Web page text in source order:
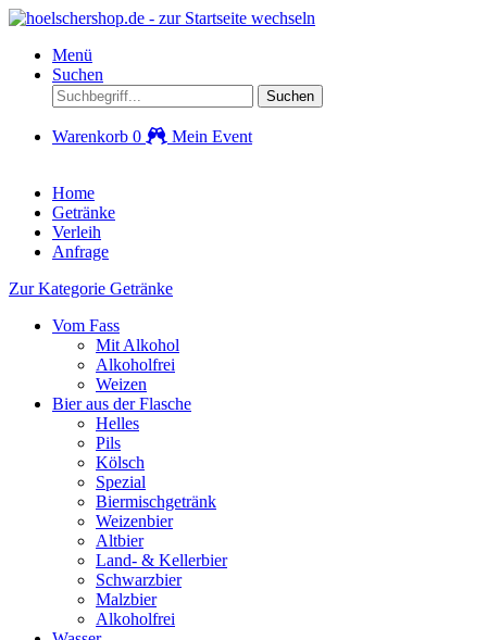
Menü
Suchen
Suchen
Warenkorb 0 Mein Event
Home
Getränke
Verleih
Anfrage
Zur Kategorie Getränke
Vom Fass
Mit Alkohol
Alkoholfrei
Weizen
Bier aus der Flasche
Helles
Pils
Kölsch
Spezial
Biermischgetränk
Weizenbier
Altbier
Land- & Kellerbier
Schwarzbier
Malzbier
Alkoholfrei